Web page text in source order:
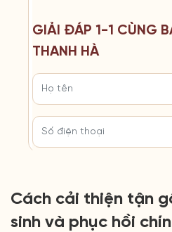
GIẢI ĐÁP 1-1 CÙNG
THANH HÀ
Cách cải thiện tận
sinh và phục hồi